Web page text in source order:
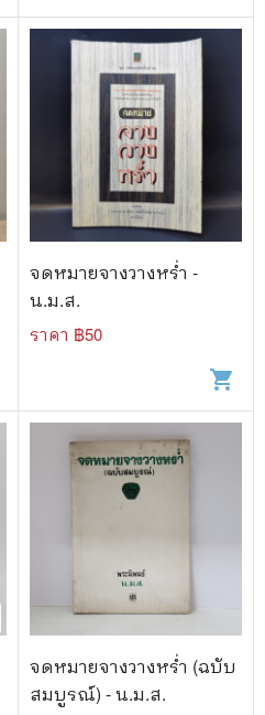
จดหมายจางวางหร่ำ -
น.ม.ส.
ราคา ฿50
shopping_cart
จดหมายจางวางหร่ำ (ฉบับ
สมบูรณ์) - น.ม.ส.